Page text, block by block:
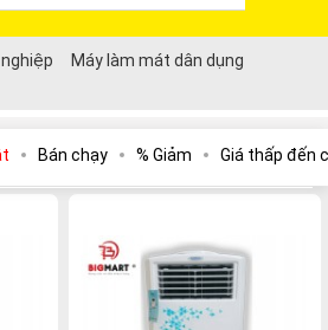
Máy làm mát dân dụng
Bán chạy % Giảm Giá thấp đến